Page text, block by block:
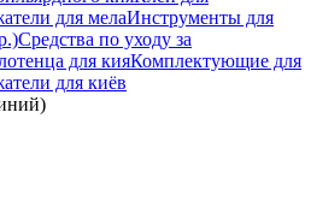
для мелаИнструменты для
Средства по уходу за
для кияКомплектующие для
для киёв